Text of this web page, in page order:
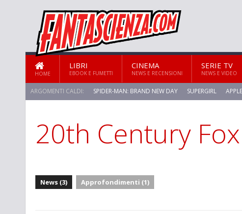
HOME
LIBRI
EBOOK E FUMETTI
CINEMA
NEWS E RECENSIONI
SERIE TV
NEWS E VIDEO
ARGOMENTI CALDI: SPIDER-MAN: BRAND NEW DAY SUPERGIRL
STAR TREK: STRANGE NEW WORLDS
20th Century Fox
News (3) Approfondimenti (1)